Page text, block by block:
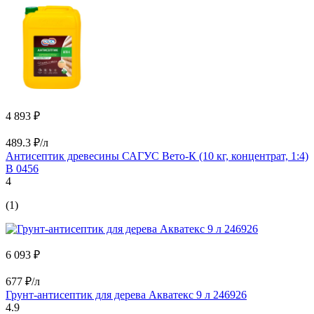
4 893 ₽
489.3 ₽/л
Антисептик древесины САГУС Вето-К (10 кг, концентрат, 1:4)
В 0456
4
(1)
6 093 ₽
677 ₽/л
Грунт-антисептик для дерева Акватекс 9 л 246926
4.9